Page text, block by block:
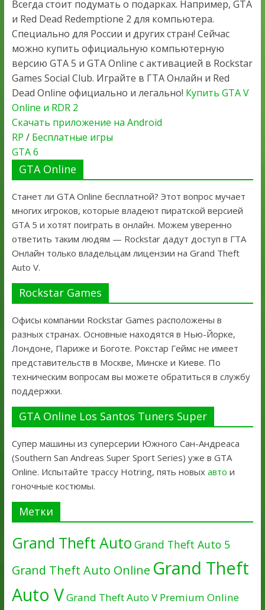
Всегда стоит подумать о подарках. Например, GTA
и Red Dead Redemptione 2 для компьютера.
Специально для России и других стран! Сейчас
можно купить официальную компьютерную
версию GTA 5 и GTA Online с активацией в Rockstar
Games Social Club. Играйте в ГТА Онлайн и Red
Dead Online официально и легально! Купить GTA V
Online и RDR 2
Скачать приложение на Android
RP / Бесплатные игры
GTA 6
GTA Online
Станет ли GTA Online бесплатной? Этот вопрос мучает
многих игроков, которые владеют пиратской версией
GTA 5 и хотят поиграть в онлайн. Можем уверенно
ответить таким людям — Rockstar дадут доступ в ГТА
Онлайн только владельцам лицензии на Grand Theft
Auto V.
Rockstar Games
Офисы компании Rockstar Games расположены в
разных странах. Основные находятся в Нью-Йорке,
Лондоне, Париже и Боготе. Рокстар Геймс не имеет
представительств в Москве, Минске и Киеве. По
техническим вопросам вы можете обратиться в службу
поддержки.
GTA Online Los Santos Tuners Super
Супер машины из суперсерии Южного Сан-Андреаса
(Southern San Andreas Super Sport Series) уже в GTA
Online. Испытайте трассу Hotring, пять новых авто и
гоночные костюмы.
Метки
Grand Theft Auto Grand Theft Auto 5
Grand Theft Auto Online Grand Theft
Auto VGrand Theft Auto V Premium Online